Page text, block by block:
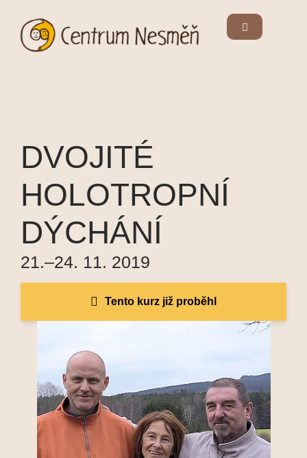
DVOJITÉ
HOLOTROPNÍ
DÝCHÁNÍ
21.–24. 11. 2019
Tento kurz již proběhl